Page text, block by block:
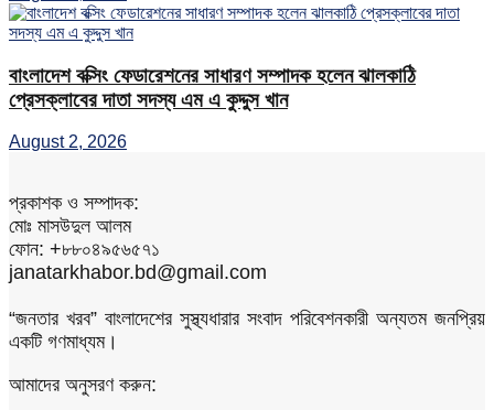
বাংলাদেশ বক্সিং ফেডারেশনের সাধারণ সম্পাদক হলেন ঝালকাঠি
প্রেসক্লাবের দাতা সদস্য এম এ কুদ্দুস খান
August 2, 2026
প্রকাশক ও সম্পাদক:
মোঃ মাসউদুল আলম
ফোন: +৮৮০৪৯৫৬৫৭১
janatarkhabor.bd@gmail.com
“জনতার খরব” বাংলাদেশের সুস্থ্যধারার সংবাদ পরিবেশনকারী অন্যতম জনপ্রিয়
একটি গণমাধ্যম।
আমাদের অনুসরণ করুন: